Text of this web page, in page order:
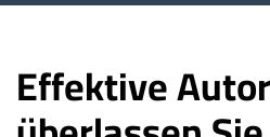
Effektive